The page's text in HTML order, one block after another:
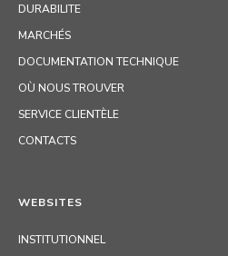
DURABILITE
MARCHÉS
DOCUMENTATION TECHNIQUE
OÙ NOUS TROUVER
SERVICE CLIENTÈLE
CONTACTS
WEBSITES
INSTITUTIONNEL